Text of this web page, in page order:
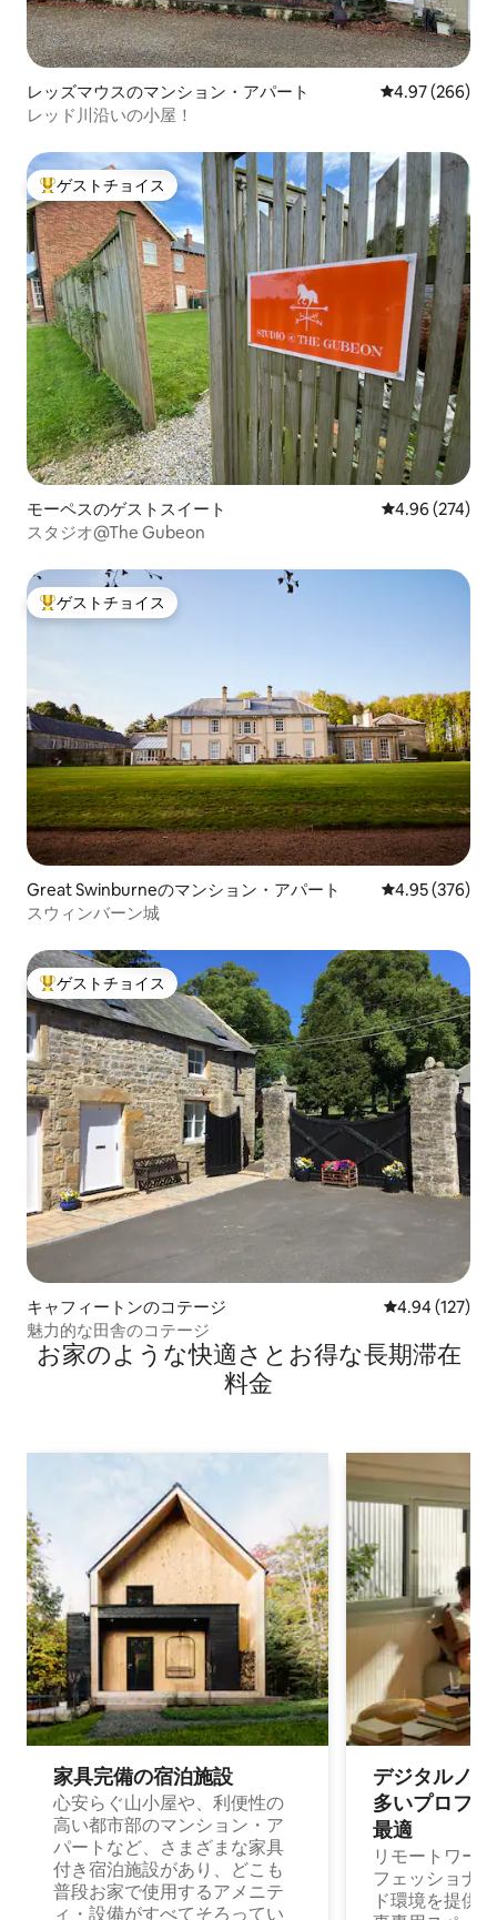
レッズマウスのマンション・アパート レビュー266
4.97 (266)
レッド川沿いの小屋！
大好評のゲストチョイスです。
ゲストチョイス
モーペスのゲストスイート レビュー274
4.96 (274)
スタジオ@The Gubeon
大好評のゲストチョイスです。
ゲストチョイス
Great Swinburneのマンション・アパート レビュー376
4.95 (376)
スウィンバーン城
大好評のゲストチョイスです。
ゲストチョイス
キャフィートンのコテージ レビュー127
4.94 (127)
魅力的な田舎のコテージ
お家のような快⁠適⁠さ⁠とお⁠得⁠な長⁠期⁠滞⁠在
料⁠金
家具完備の宿⁠泊⁠施⁠設
心安らぐ山小屋や、利便性の
高い都市部のマンション・ア
パートなど、さまざまな家具
付き宿泊施設があり、どこも
普段お家で使用するアメニテ
ィ・設備がすべてそろってい
デジタルノ
多⁠いプ⁠ロ⁠フ⁠
最⁠適
リモートワー
フェッショナ
ド環境を提供